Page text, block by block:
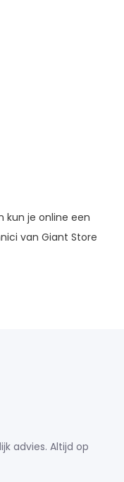
kun je online een
van Giant Store
advies. Altijd op